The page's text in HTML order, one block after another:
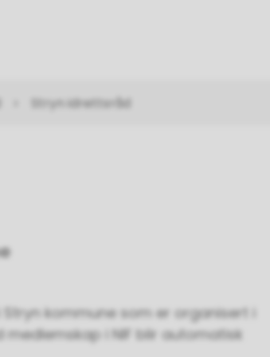
Stryn idrettsråd
kommune som er organisert i
i NIF blir automatisk